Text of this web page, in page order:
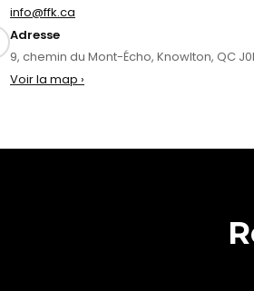
info@ffk.ca
Adresse
9, chemin du Mont-Écho, Knowlton, QC
Voir la map ›